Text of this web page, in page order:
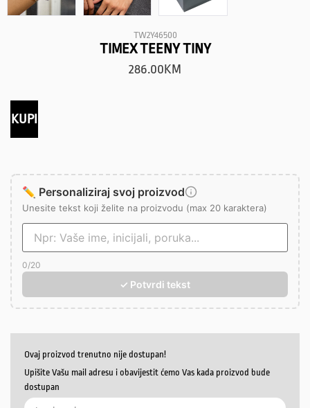
TW2Y46500
TIMEX TEENY TINY
286.00KM
KUPI
✏️ Personaliziraj svoj proizvod
Unesite tekst koji želite na proizvodu (max 20 karaktera)
0/20
✓ Potvrdi tekst
Ovaj proizvod trenutno nije dostupan!
Upišite Vašu mail adresu i obavijestit ćemo Vas kada proizvod bude
dostupan